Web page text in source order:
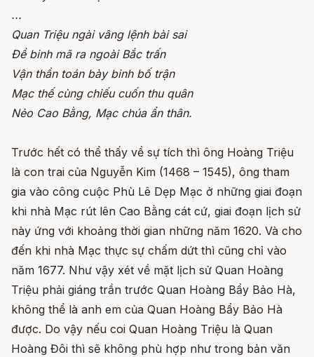
...
Quan Triệu ngài vâng lệnh bài sai
Đề binh mã ra ngoài Bắc trấn
Vận thần toán bày binh bố trận
Mạc thế cùng chiếu cuốn thu quân
Nẻo Cao Bằng, Mạc chúa ẩn thân.
Trước hết có thể thấy về sự tích thì ông Hoàng Triệu
là con trai của Nguyễn Kim (1468 – 1545), ông tham
gia vào công cuộc Phù Lê Dẹp Mạc ở những giai đoạn
khi nhà Mạc rút lên Cao Bằng cát cứ, giai đoạn lịch sử
này ứng với khoảng thời gian những năm 1620. Và cho
đến khi nhà Mạc thực sự chấm dứt thì cũng chỉ vào
năm 1677. Như vậy xét về mặt lịch sử Quan Hoàng
Triệu phải giáng trần trước Quan Hoàng Bẩy Bảo Hà,
không thể là anh em của Quan Hoàng Bẩy Bảo Hà
được. Do vậy nếu coi Quan Hoàng Triệu là Quan
Hoàng Đôi thì sẽ không phù hợp như trong bản văn